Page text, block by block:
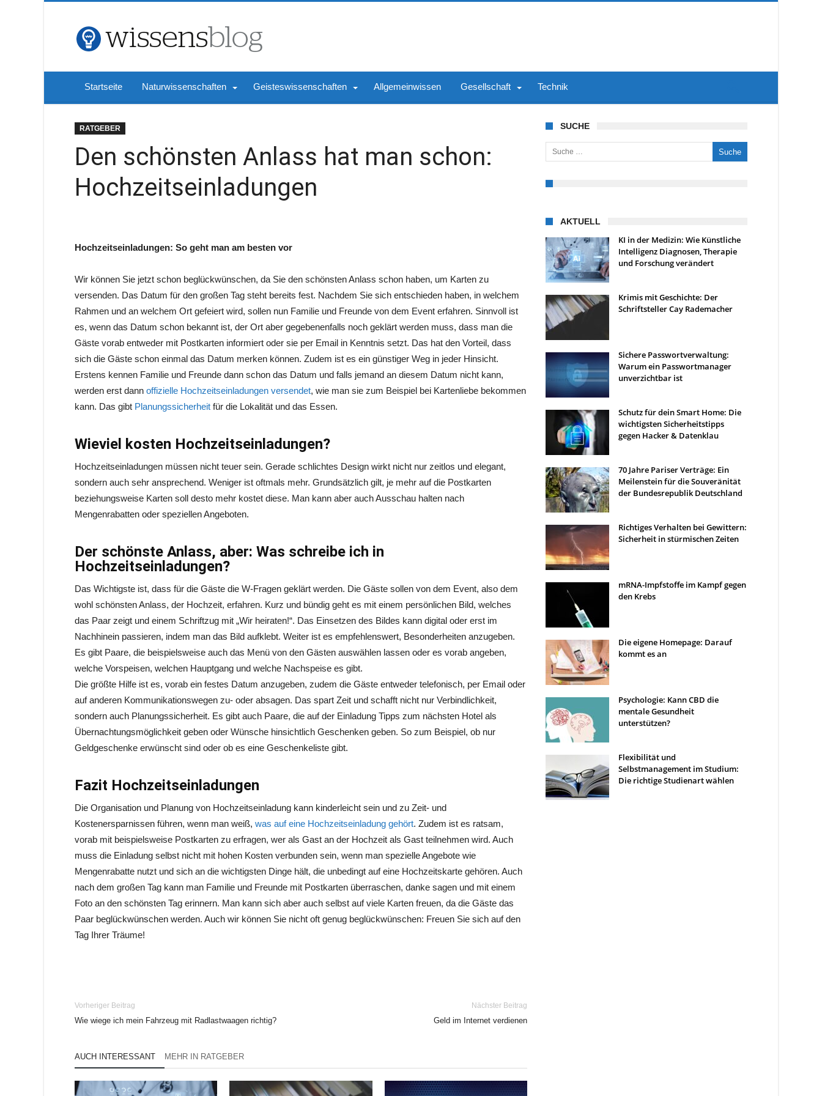
Startseite Naturwissenschaften Geisteswissenschaften Allgemeinwissen Gesellschaft Technik
RATGEBER
Den schönsten Anlass hat man schon:
Hochzeitseinladungen
Hochzeitseinladungen: So geht man am besten vor
Wir können Sie jetzt schon beglückwünschen, da Sie den schönsten Anlass schon haben, um Karten zu
versenden. Das Datum für den großen Tag steht bereits fest. Nachdem Sie sich entschieden haben, in welchem
Rahmen und an welchem Ort gefeiert wird, sollen nun Familie und Freunde von dem Event erfahren. Sinnvoll ist
es, wenn das Datum schon bekannt ist, der Ort aber gegebenenfalls noch geklärt werden muss, dass man die
Gäste vorab entweder mit Postkarten informiert oder sie per Email in Kenntnis setzt. Das hat den Vorteil, dass
sich die Gäste schon einmal das Datum merken können. Zudem ist es ein günstiger Weg in jeder Hinsicht.
Erstens kennen Familie und Freunde dann schon das Datum und falls jemand an diesem Datum nicht kann,
werden erst dann offizielle Hochzeitseinladungen versendet, wie man sie zum Beispiel bei Kartenliebe bekommen
kann. Das gibt Planungssicherheit für die Lokalität und das Essen.
Wieviel kosten Hochzeitseinladungen?
Hochzeitseinladungen müssen nicht teuer sein. Gerade schlichtes Design wirkt nicht nur zeitlos und elegant,
sondern auch sehr ansprechend. Weniger ist oftmals mehr. Grundsätzlich gilt, je mehr auf die Postkarten
beziehungsweise Karten soll desto mehr kostet diese. Man kann aber auch Ausschau halten nach
Mengenrabatten oder speziellen Angeboten.
Der schönste Anlass, aber: Was schreibe ich in
Hochzeitseinladungen?
Das Wichtigste ist, dass für die Gäste die W-Fragen geklärt werden. Die Gäste sollen von dem Event, also dem
wohl schönsten Anlass, der Hochzeit, erfahren. Kurz und bündig geht es mit einem persönlichen Bild, welches
das Paar zeigt und einem Schriftzug mit „Wir heiraten!“. Das Einsetzen des Bildes kann digital oder erst im
Nachhinein passieren, indem man das Bild aufklebt. Weiter ist es empfehlenswert, Besonderheiten anzugeben.
Es gibt Paare, die beispielsweise auch das Menü von den Gästen auswählen lassen oder es vorab angeben,
welche Vorspeisen, welchen Hauptgang und welche Nachspeise es gibt.
Die größte Hilfe ist es, vorab ein festes Datum anzugeben, zudem die Gäste entweder telefonisch, per Email oder
auf anderen Kommunikationswegen zu- oder absagen. Das spart Zeit und schafft nicht nur Verbindlichkeit,
sondern auch Planungssicherheit. Es gibt auch Paare, die auf der Einladung Tipps zum nächsten Hotel als
Übernachtungsmöglichkeit geben oder Wünsche hinsichtlich Geschenken geben. So zum Beispiel, ob nur
Geldgeschenke erwünscht sind oder ob es eine Geschenkeliste gibt.
Fazit Hochzeitseinladungen
Die Organisation und Planung von Hochzeitseinladung kann kinderleicht sein und zu Zeit- und
Kostenersparnissen führen, wenn man weiß, was auf eine Hochzeitseinladung gehört. Zudem ist es ratsam,
vorab mit beispielsweise Postkarten zu erfragen, wer als Gast an der Hochzeit als Gast teilnehmen wird. Auch
muss die Einladung selbst nicht mit hohen Kosten verbunden sein, wenn man spezielle Angebote wie
Mengenrabatte nutzt und sich an die wichtigsten Dinge hält, die unbedingt auf eine Hochzeitskarte gehören. Auch
nach dem großen Tag kann man Familie und Freunde mit Postkarten überraschen, danke sagen und mit einem
Foto an den schönsten Tag erinnern. Man kann sich aber auch selbst auf viele Karten freuen, da die Gäste das
Paar beglückwünschen werden. Auch wir können Sie nicht oft genug beglückwünschen: Freuen Sie sich auf den
Tag Ihrer Träume!
Vorheriger Beitrag
Wie wiege ich mein Fahrzeug mit Radlastwaagen richtig?
Nächster Beitrag
Geld im Internet verdienen
AUCH INTERESSANT MEHR IN RATGEBER
SUCHE
Suche nach:
AKTUELL
KI in der Medizin: Wie Künstliche
Intelligenz Diagnosen, Therapie
und Forschung verändert
Krimis mit Geschichte: Der
Schriftsteller Cay Rademacher
Sichere Passwortverwaltung:
Warum ein Passwortmanager
unverzichtbar ist
Schutz für dein Smart Home: Die
wichtigsten Sicherheitstipps
gegen Hacker & Datenklau
70 Jahre Pariser Verträge: Ein
Meilenstein für die Souveränität
der Bundesrepublik Deutschland
Richtiges Verhalten bei Gewittern:
Sicherheit in stürmischen Zeiten
mRNA-Impfstoffe im Kampf gegen
den Krebs
Die eigene Homepage: Darauf
kommt es an
Psychologie: Kann CBD die
mentale Gesundheit
unterstützen?
Flexibilität und
Selbstmanagement im Studium:
Die richtige Studienart wählen